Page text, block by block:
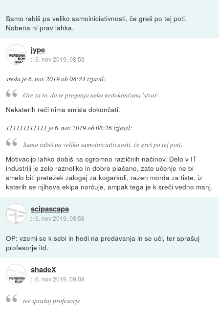
Samo rabiš pa veliko samoiniciativnosti, če greš po tej poti.
Nobena ni prav lahka.
jype
::6. nov 2019, 08:53
sreda je6. nov 2019 ob 08:24izjavil:
Gre za to, da te preganja neka nedokončana 'stvar'.
Nekaterih reči nima smisla dokončati.
111111111111 je6. nov 2019 ob 08:26izjavil:
Samo rabiš pa veliko samoiniciativnosti, če greš po tej poti.
Motivacijo lahko dobiš na ogromno različnih načinov. Delo v IT
industriji je zelo raznoliko in dobro plačano, zato učenje ne bi
smelo biti pretežek zalogaj za kogarkoli, razen morda za tiste, iz
katerih se njihova ekipa norčuje, ampak tega je k sreči vedno manj.
scipascapa
::6. nov 2019, 08:58
OP: vzemi se k sebi in hodi na predavanja in se uči, ter sprašuj
profesorje itd.
shadeX
::6. nov 2019, 09:08
ter sprašuj profesorje